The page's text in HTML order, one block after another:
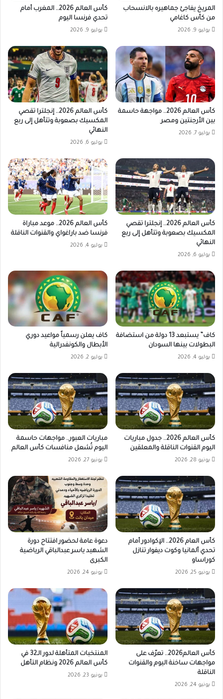
المريخ يفاجئ جماهيره بالانسحاب
من كأس كاغامي
يوليو 9, 2026
كأس العالم 2026.. المغرب أمام
تحدي فرنسا اليوم
يوليو 9, 2026
كأس العالم 2026.. مواجهة حاسمة
بين الأرجنتين ومصر
يوليو 7, 2026
كأس العالم 2026.. إنجلترا تقصي
المكسيك بصعوبة وتتأهل إلى ربع
النهائي
يوليو 6, 2026
كأس العالم 2026.. إنجلترا تقصي
المكسيك بصعوبة وتتأهل إلى ربع
النهائي
يوليو 6, 2026
كأس العالم 2026.. موعد مباراة
فرنسا ضد باراغواي والقنوات الناقلة
يوليو 4, 2026
كاف” يستبعد 13 دولة من استضافة
البطولات بينها السودان
يوليو 4, 2026
كاف يعلن رسمياً مواعيد دوري
الأبطال والكونفدرالية
يوليو 2, 2026
كأس العالم 2026.. جدول مباريات
اليوم القنوات الناقلة والمعلقين
يونيو 28, 2026
مباريات العبور.. مواجهات حاسمة
اليوم تُشعل منافسات كأس العالم
يونيو 27, 2026
كأس العام 2026.. الإكوادور أمام
تحدي ألمانيا وكوت ديفوار تنازل
كوراساو
يونيو 25, 2026
دعوة عامة لحضور افتتاح دورة
الشهيد ياسر عبدالباقي الرياضية
الكبرى
يونيو 24, 2026
كأس العالم2026.. تعرّف على
مواجهات ساخنة اليوم والقنوات
الناقلة
يونيو 24, 2026
المنتخبات المتأهلة لدور الـ32 في
كأس العالم 2026 ونظام التأهل
يونيو 23, 2026